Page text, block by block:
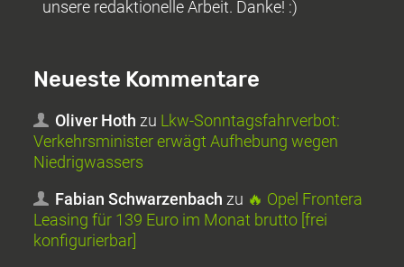
unsere redaktionelle Arbeit. Danke! :)
Neueste Kommentare
Oliver Hoth zu Lkw-Sonntagsfahrverbot:
Verkehrsminister erwägt Aufhebung wegen
Niedrigwassers
Fabian Schwarzenbach zu 🔥 Opel Frontera
Leasing für 139 Euro im Monat brutto [frei
konfigurierbar]